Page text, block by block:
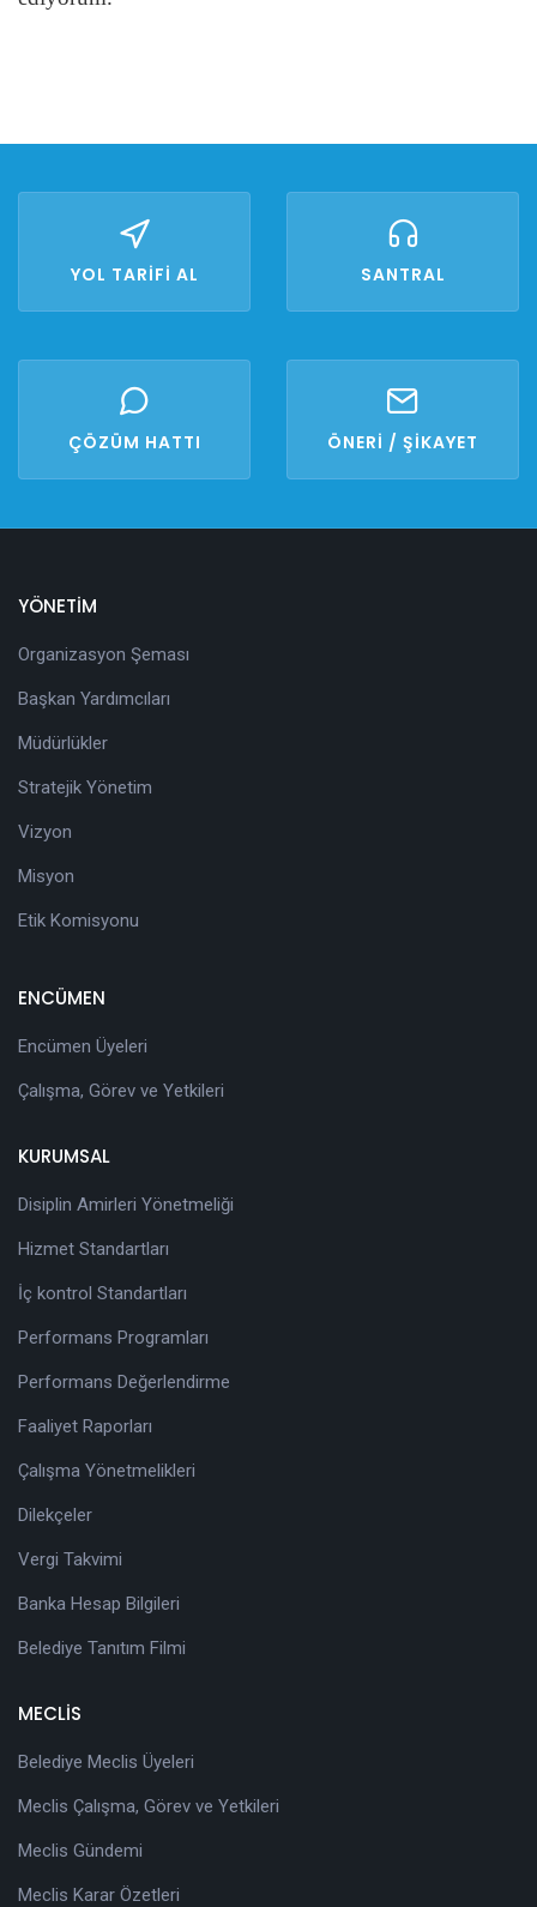
YOL TARİFİ AL SANTRAL
ÇÖZÜM HATTI ÖNERİ / ŞİKAYET
YÖNETİM
Organizasyon Şeması
Başkan Yardımcıları
Müdürlükler
Stratejik Yönetim
Vizyon
Misyon
Etik Komisyonu
ENCÜMEN
Encümen Üyeleri
Çalışma, Görev ve Yetkileri
KURUMSAL
Disiplin Amirleri Yönetmeliği
Hizmet Standartları
İç kontrol Standartları
Performans Programları
Performans Değerlendirme
Faaliyet Raporları
Çalışma Yönetmelikleri
Dilekçeler
Vergi Takvimi
Banka Hesap Bilgileri
Belediye Tanıtım Filmi
MECLİS
Belediye Meclis Üyeleri
Meclis Çalışma, Görev ve Yetkileri
Meclis Gündemi
Meclis Karar Özetleri